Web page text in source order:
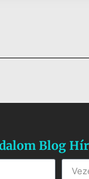
Blog